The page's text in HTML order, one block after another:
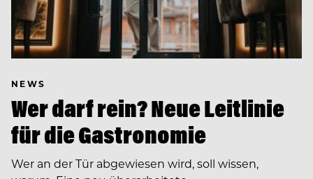
NEWS
Wer darf rein? Neue Leitlinie
für die Gastronomie
Wer an der Tür abgewiesen wird, soll wissen,